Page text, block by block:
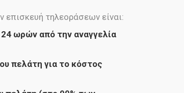
επισκευή τηλεοράσεων είναι:
ωρών από την αναγγελία
πελάτη για το κόστος